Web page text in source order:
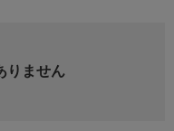
りません